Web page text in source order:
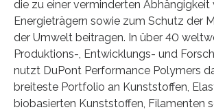
die zu einer verminderten Abhängigkeit
Energieträgern sowie zum Schutz der
der Umwelt beitragen. In über 40
Produktions-, Entwicklungs- und
nutzt DuPont Performance Polymers
breiteste Portfolio an Kunststoffen,
biobasierten Kunststoffen, Filamenten